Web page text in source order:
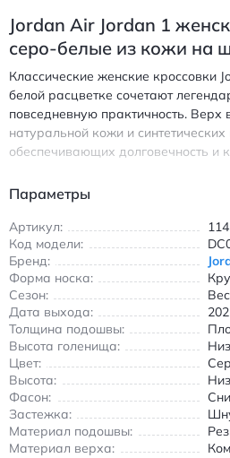
Jordan Air Jordan 1
серо-белые из кожи на
Классические женские кроссовки
белой расцветке сочетают
повседневную практичность. Верх
натуральной кожи и
обеспечивающих долговечность и
гарантирует надежное сцепление
течение всего года благодаря
Эргономичная конструкция
ходьбе, а внутренняя отделка
комфорт. Идеальный выбор для тех,
культового дизайна и
Джордан Эйр Джордан 1 женские
кожи на шнуровке
Параметры
Артикул:
Код модели:
Бренд:
Форма носка:
Сезон:
Дата выхода:
Толщина подошвы:
Высота голенища:
Цвет:
Высота:
Фасон:
Застежка:
Материал подошвы:
Материал верха: